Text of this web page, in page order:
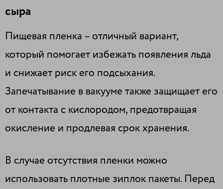
сыра
Пищевая пленка – отличный вариант,
который помогает избежать появления льда
и снижает риск его подсыхания.
Запечатывание в вакууме также защищает его
от контакта с кислородом, предотвращая
окисление и продлевая срок хранения.
В случае отсутствия пленки можно
использовать плотные зиплок пакеты. Перед